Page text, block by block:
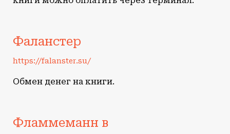
Фаланстер
https://falanster.su/
Обмен денег на книги.
Фламмеманн в